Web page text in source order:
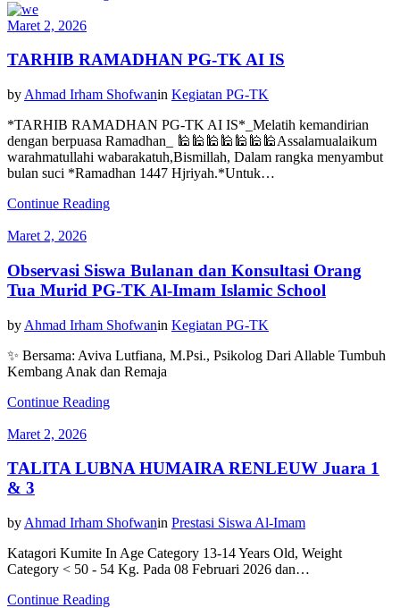
Maret 2, 2026
TARHIB RAMADHAN PG-TK AI IS
by Ahmad Irham Shofwanin Kegiatan PG-TK
*TARHIB RAMADHAN PG-TK AI IS*_Melatih kemandirian
dengan berpuasa Ramadhan_ 🕌🕌🕌🕌🕌🕌🕌Assalamualaikum
warahmatullahi wabarakatuh,Bismillah, Dalam rangka menyambut
bulan suci *Ramadhan 1447 Hjriyah.*Untuk…
Continue Reading
Maret 2, 2026
Observasi Siswa Bulanan dan Konsultasi Orang
Tua Murid PG-TK Al-Imam Islamic School
by Ahmad Irham Shofwanin Kegiatan PG-TK
✨ Bersama: Aviva Lutfiana, M.Psi., Psikolog Dari Allable Tumbuh
Kembang Anak dan Remaja
Continue Reading
Maret 2, 2026
TALITA LUBNA HUMAIRA RENLEUW Juara 1
& 3
by Ahmad Irham Shofwanin Prestasi Siswa Al-Imam
Katagori Kumite In Age Category 13-14 Years Old, Weight
Category < 50 - 54 Kg. Pada 08 Februari 2026 dan…
Continue Reading